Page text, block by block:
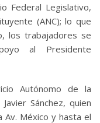
Federal Legislativo,
(ANC); lo que
los trabajadores se
al Presidente
Autónomo de la
Sánchez, quien
México y hasta el